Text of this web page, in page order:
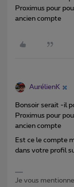
Proximus pour
ancien compte
AurélienK
Bonsoir serait -il
Proximus pour
ancien compte
Est ce le compte
dans votre profil
Je vous